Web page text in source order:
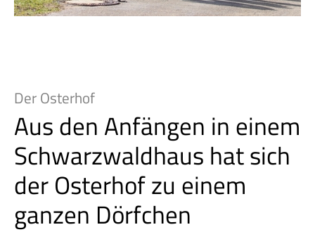
Der Osterhof
Aus den Anfängen in einem
Schwarzwaldhaus hat sich
der Osterhof zu einem
ganzen Dörfchen